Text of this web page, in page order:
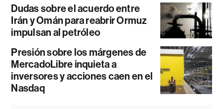
Dudas sobre el acuerdo entre
Irán y Omán para reabrir Ormuz
impulsan al petróleo
Presión sobre los márgenes de
MercadoLibre inquieta a
inversores y acciones caen en el
Nasdaq